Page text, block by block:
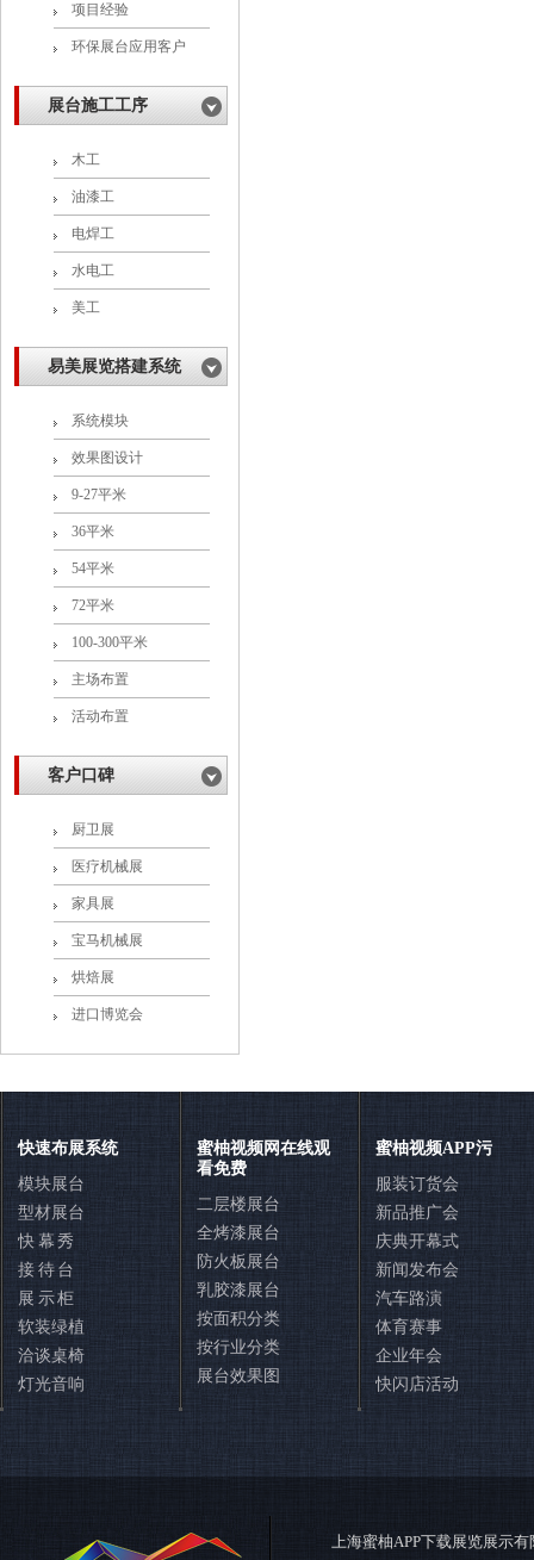
项目经验
环保展台应用客户
展台施工工序
木工
油漆工
电焊工
水电工
美工
易美展览搭建系统
系统模块
效果图设计
9-27平米
36平米
54平米
72平米
100-300平米
主场布置
活动布置
客户口碑
厨卫展
医疗机械展
家具展
宝马机械展
烘焙展
进口博览会
在线咨询
快速布展系统
模块展台
型材展台
快 幕 秀
接 待 台
展 示 柜
软装绿植
洽谈桌椅
灯光音响
蜜柚视频网在线观
看免费
二层楼展台
全烤漆展台
防火板展台
乳胶漆展台
按面积分类
按行业分类
展台效果图
蜜柚视频APP污
服装订货会
新品推广会
庆典开幕式
新闻发布会
汽车路演
体育赛事
企业年会
快闪店活动
上海蜜柚APP下载展览展示